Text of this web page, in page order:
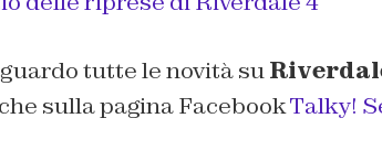
tutte le novità su
sulla pagina FacebookTalky!